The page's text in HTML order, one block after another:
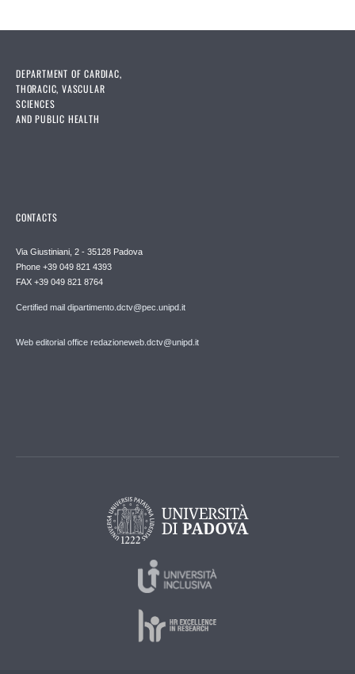
DEPARTMENT OF CARDIAC,
THORACIC, VASCULAR
SCIENCES
AND PUBLIC HEALTH
CONTACTS
Via Giustiniani, 2 - 35128 Padova
Phone +39 049 821 4393
FAX +39 049 821 8764
Certified mail dipartimento.dctv@pec.unipd.it
Web editorial office redazioneweb.dctv@unipd.it